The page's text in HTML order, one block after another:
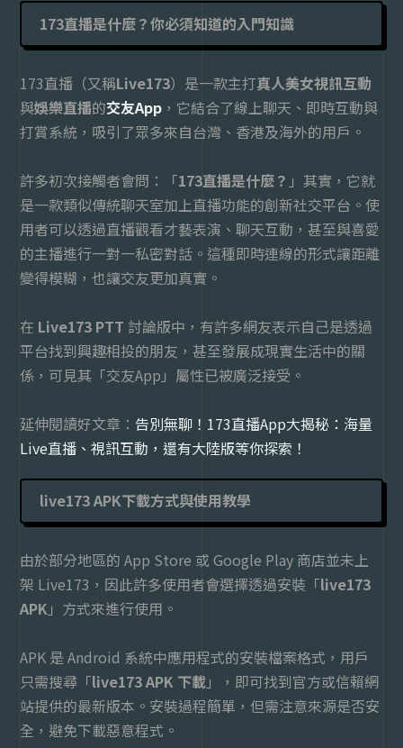
173直播是什麼？你必須知道的入門知識
173直播（又稱Live173）是一款主打真人美女視訊互動
與娛樂直播的交友App ，它結合了線上聊天、即時互動與
打賞系統，吸引了眾多來自台灣、香港及海外的用戶。
許多初次接觸者會問：「173直播是什麼？ 」其實，它就
是一款類似傳統聊天室加上直播功能的創新社交平台。使
用者可以透過直播觀看才藝表演、聊天互動，甚至與喜愛
的主播進行一對一私密對話。這種即時連線的形式讓距離
變得模糊，也讓交友更加真實。
在 Live173 PTT 討論版中，有許多網友表示自己是透過
平台找到興趣相投的朋友，甚至發展成現實生活中的關
係，可見其「交友App 」屬性已被廣泛接受。
延伸閱讀好文章： 告別無聊！173直播App大揭秘：海量
Live直播、視訊互動，還有大陸版等你探索！
live173 APK下載方式與使用教學
由於部分地區的 App Store 或 Google Play 商店並未上
架 Live173，因此許多使用者會選擇透過安裝「live173
APK 」方式來進行使用。
APK 是 Android 系統中應用程式的安裝檔案格式，用戶
只需搜尋「live173 APK 下載」，即可找到官方或信賴網
站提供的最新版本。安裝過程簡單，但需注意來源是否安
全，避免下載惡意程式。